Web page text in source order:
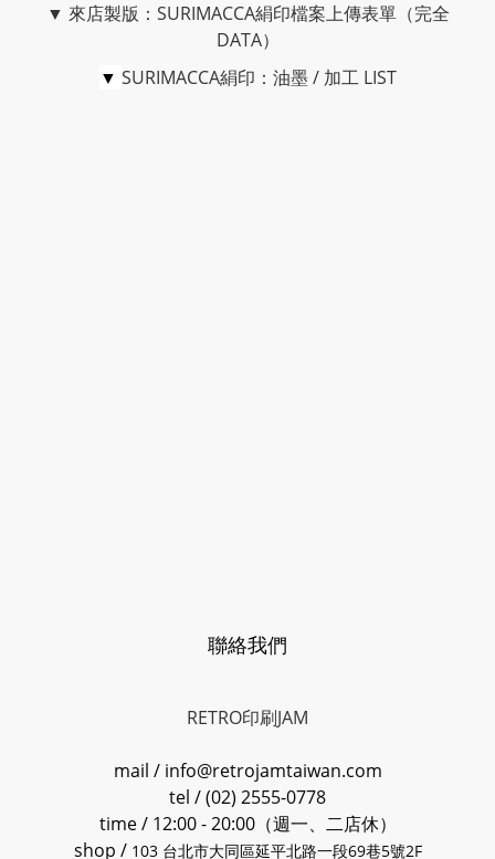
▼ 來店製版：SURIMACCA絹印檔案上傳表單（完全
DATA）
▼ SURIMACCA絹印：油墨 / 加工 LIST
聯絡我們
RETRO印刷JAM
mail / info@retrojamtaiwan.com
tel / (02) 2555-0778
time / 12:00 - 20:00（週一、二店休）
shop / 103 台北市大同區延平北路一段69巷5號2F